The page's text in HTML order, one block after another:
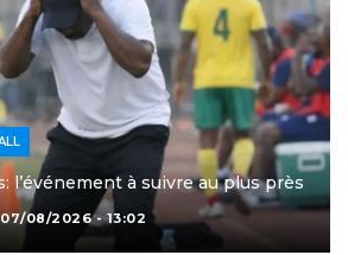
l’événement à suivre au plus près
07/08/2026 - 13:02